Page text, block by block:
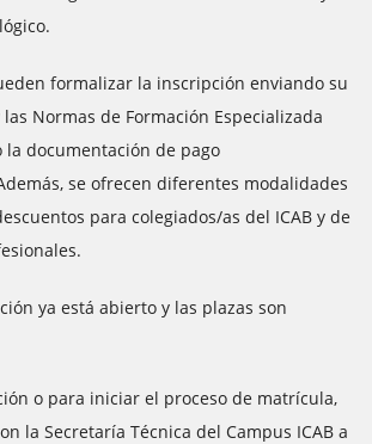
formalizar la inscripción enviando su
Normas de Formación Especializada
la documentación de pago
se ofrecen diferentes modalidades
para colegiados/as del ICAB y de
ya está abierto y las plazas son
o para iniciar el proceso de matrícula,
la Secretaría Técnica del Campus ICAB a